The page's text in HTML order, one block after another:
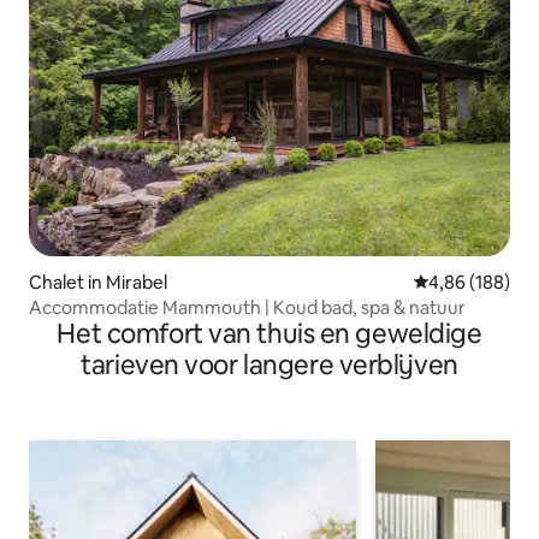
Chalet in Mirabel Gemiddelde
4,86 (188)
Accommodatie Mammouth | Koud bad, spa & natuur
Het comfort van thuis en geweldige
tarieven voor langere verblijven